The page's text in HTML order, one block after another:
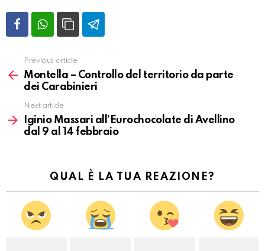
Vedi
altro
Previous article
Montella – Controllo del territorio da parte
dei Carabinieri
Next article
Iginio Massari all’Eurochocolate di Avellino
dal 9 al 14 febbraio
QUAL È LA TUA REAZIONE?